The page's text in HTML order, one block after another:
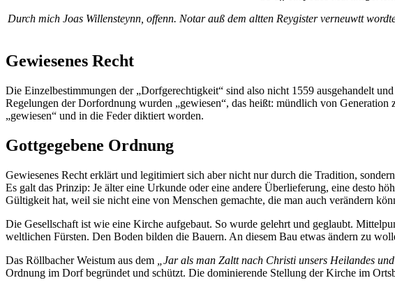
Durch mich Joas Willensteynn, offenn. Notar auß dem altten Reygister verneuwtt
Gewiesenes Recht
Die Einzelbestimmungen der „Dorfgerechtigkeit“ sind also nicht 1559 ausgehandelt
Regelungen der Dorfordnung wurden „gewiesen“, das heißt: mündlich von
„gewiesen“ und in die Feder diktiert worden.
Gottgegebene Ordnung
Gewiesenes Recht erklärt und legitimiert sich aber nicht nur durch die Tradition,
Es galt das Prinzip: Je älter eine Urkunde oder eine andere Überlieferung, eine desto
Gültigkeit hat, weil sie nicht eine von Menschen gemachte, die man auch verändern
Die Gesellschaft ist wie eine Kirche aufgebaut. So wurde gelehrt und geglaubt.
weltlichen Fürsten. Den Boden bilden die Bauern. An diesem Bau etwas ändern zu
Das Röllbacher Weistum aus dem
„Jar als man Zaltt nach Christi unsers Heilandes
Ordnung im Dorf begründet und schützt. Die dominierende Stellung der Kirche im